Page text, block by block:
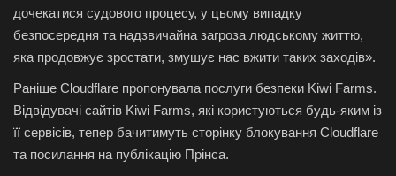
дочекатися судового процесу, у цьому випадку
безпосередня та надзвичайна загроза людському життю,
яка продовжує зростати, змушує нас вжити таких заходів».
Раніше Cloudflare пропонувала послуги безпеки Kiwi Farms.
Відвідувачі сайтів Kiwi Farms, які користуються будь-яким із
її сервісів, тепер бачитимуть сторінку блокування Cloudflare
та посилання на публікацію Прінса.